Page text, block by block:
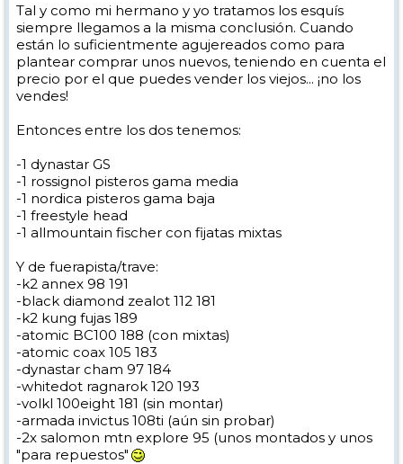
Tal y como mi hermano y yo tratamos los esquís
siempre llegamos a la misma conclusión. Cuando
están lo suficientmente agujereados como para
plantear comprar unos nuevos, teniendo en cuenta el
precio por el que puedes vender los viejos... ¡no los
vendes!
Entonces entre los dos tenemos:
-1 dynastar GS
-1 rossignol pisteros gama media
-1 nordica pisteros gama baja
-1 freestyle head
-1 allmountain fischer con fijatas mixtas
Y de fuerapista/trave:
-k2 annex 98 191
-black diamond zealot 112 181
-k2 kung fujas 189
-atomic BC100 188 (con mixtas)
-atomic coax 105 183
-dynastar cham 97 184
-whitedot ragnarok 120 193
-volkl 100eight 181 (sin montar)
-armada invictus 108ti (aún sin probar)
-2x salomon mtn explore 95 (unos montados y unos
"para repuestos"